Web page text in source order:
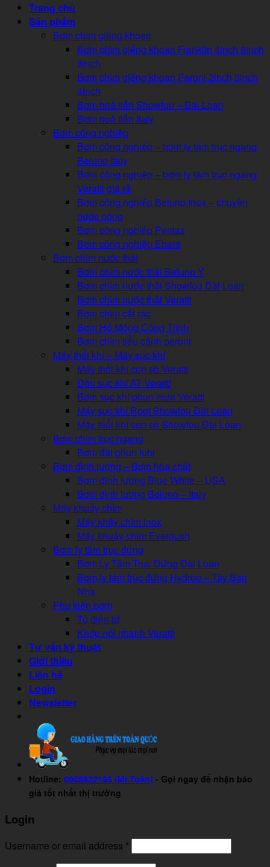
Trang chủ
Sản phẩm
Bơm chìm giếng khoan
Bơm chìm giếng khoan Franklin 4inch 6inch
8inch
Bơm chìm giếng khoan Peroni 2inch 3inch
4inch
Bơm hoả tiễn Showfou – Đài Loan
Bơm hoả tiễn Italy
Bơm công nghiệp
Bơm công nghiệp – bơm ly tâm trục ngang
Beluno Italy
Bơm công nghiệp – bơm ly tâm trục ngang
Veratti giá rẻ
Bơm công nghiệp Beluno Inox – chuyên
nước nóng
Bơm công nghiệp Pentax
Bơm công nghiệp Ebara
Bơm chìm nước thải
Bơm chìm nước thải Beluno Ý
Bơm chìm nước thải Showfou Đài Loan
Bơm chìm nước thải Veratti
Bơm chìm cắt rác
Bơm Hố Móng Công Trình
Bơm chìm tiểu cảnh peroni
Máy thổi khí – Máy sục khí
Máy thổi khí con sò Veratti
Đầu sục khí AT Veratti
Bơm sục khí phun mưa Veratti
Máy sục khí Root Showfou Đài Loan
Máy thổi khí con sò Showfou Đài Loan
Bơm chìm trục ngang
Bơm đài phun lubi
Bơm định lượng – Bơm hóa chất
Bơm đinh lương Blue White – USA
Bơm định lương Beluno – Italy
Máy khuấy chìm
Máy khấy chìm inox
Máy khuấy chìm Evergush
Bơm ly tâm trục đứng
Bơm Ly Tâm Trục Đứng Đài Loan
Bơm ly tâm trục đứng Hydroo – Tây Ban
Nha
Phụ kiện bơm
Tủ điện tử
Khớp nối nhanh Veratti
Tư vấn kỹ thuật
Giới thiệu
Liên hệ
Login
Newsletter
Hotline: 0965822195 (Mr.Tuấn) - Gọi ngay để nhận báo
giá tốt nhất thị trường
Login
Username or email address *